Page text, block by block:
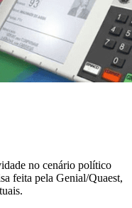
no cenário político
feita pela Genial/Quaest,